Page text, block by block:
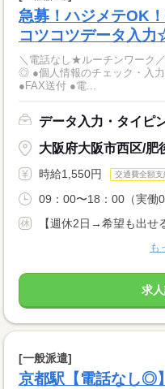
急募！ハジメテOK
コツコツデータ入
＼電話なし★ルーチンワーク
◎ ●個人情報のチェック・入力（住所や勤務地など♪） ●不備の確認
●FAX送付 ●電...
データ入力・タイピ
大阪府大阪市西区/肥
時給1,550円 交通費全額支
09：00〜18：00（実働
【週休2日→希望も出せ
も
求
[一般派遣]
京都駅【電話なし◎